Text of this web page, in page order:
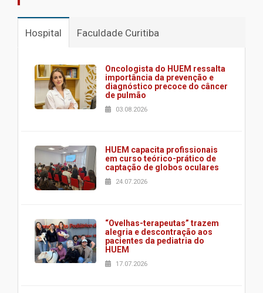
Hospital Faculdade Curitiba
Oncologista do HUEM ressalta
importância da prevenção e
diagnóstico precoce do câncer
de pulmão
03.08.2026
HUEM capacita profissionais
em curso teórico-prático de
captação de globos oculares
24.07.2026
“Ovelhas-terapeutas” trazem
alegria e descontração aos
pacientes da pediatria do
HUEM
17.07.2026